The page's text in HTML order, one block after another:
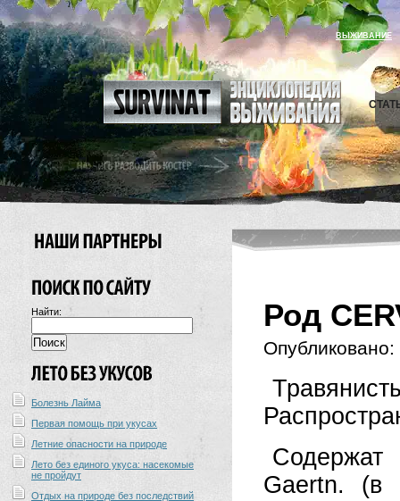
ВЫЖИВАНИЕ
Найти:
Болезнь Лайма
Первая помощь при укусах
Летние опасности на природе
Лето без единого укуса: насекомые
не пройдут
Отдых на природе без последствий
Род
Опубликовано:
Gaertn. (в